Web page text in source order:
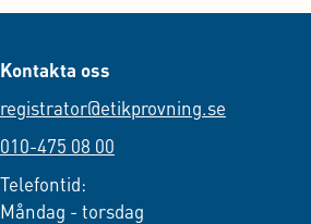
Kontakta oss
registrator@etikprovning.se
010-475 08 00
Telefontid:
Måndag - torsdag